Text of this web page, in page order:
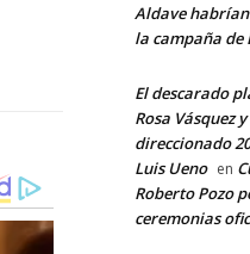
Aldave
la campaña de
El descarado
Rosa Vásquez
direccionado
Luis Ueno en
Roberto Pozo
ceremonias